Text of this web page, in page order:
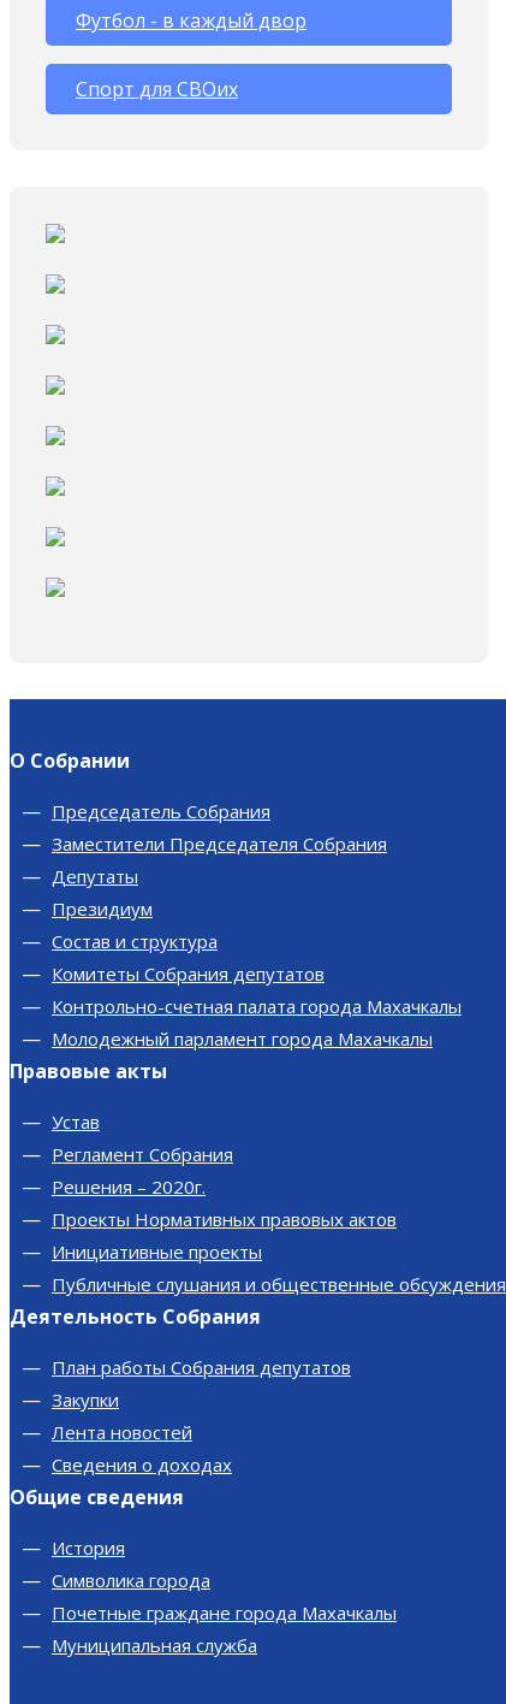
Футбол - в каждый двор
Спорт для СВОих
О Собрании
Председатель Собрания
Заместители Председателя Собрания
Депутаты
Президиум
Состав и структура
Комитеты Собрания депутатов
Контрольно-счетная палата города Махачкалы
Молодежный парламент города Махачкалы
Правовые акты
Устав
Регламент Собрания
Решения – 2020г.
Проекты Нормативных правовых актов
Инициативные проекты
Публичные слушания и общественные обсуждения
Деятельность Собрания
План работы Собрания депутатов
Закупки
Лента новостей
Сведения о доходах
Общие сведения
История
Символика города
Почетные граждане города Махачкалы
Муниципальная служба